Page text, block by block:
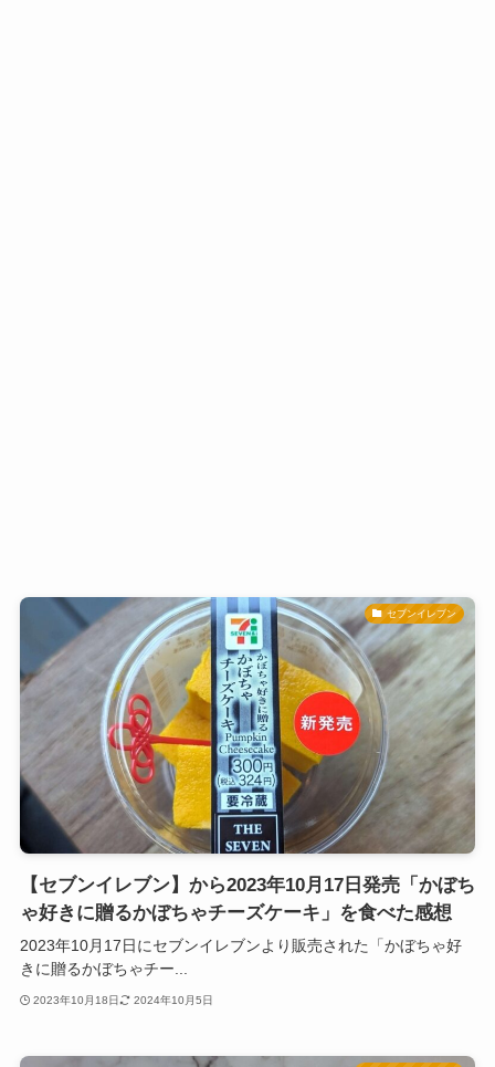
セブンイレブン
【セブンイレブン】から2023年10月17日発売「かぼち
ゃ好きに贈るかぼちゃチーズケーキ」を食べた感想
2023年10月17日にセブンイレブンより販売された「かぼちゃ好
きに贈るかぼちゃチー...
2023年10月18日 2024年10月5日